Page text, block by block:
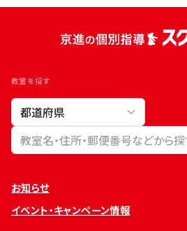
教室を探す
教室検索
お知らせ
イベント・キャンペーン情報